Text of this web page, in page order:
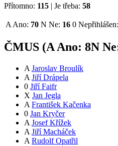
Přítomno: 115 | Je třeba: 58
A Ano: 70 N Ne: 16 0 Nepřihlášen:
ČMUS (AAno: 8N
A Jaroslav Broulík
A Jiří Drápela
0 Jiří Faifr
X Jan Jegla
A František Kačenka
0 Jan Kryčer
A Josef Křížek
A Jiří Macháček
A Rudolf Opatřil